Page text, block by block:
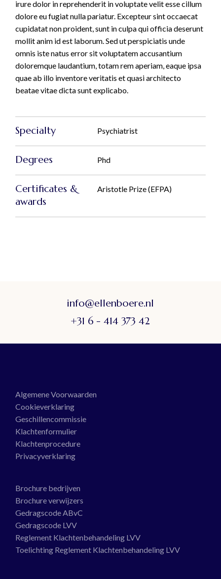
irure dolor in reprehenderit in voluptate velit esse cillum
dolore eu fugiat nulla pariatur. Excepteur sint occaecat
cupidatat non proident, sunt in culpa qui officia deserunt
mollit anim id est laborum. Sed ut perspiciatis unde
omnis iste natus error sit voluptatem accusantium
doloremque laudantium, totam rem aperiam, eaque ipsa
quae ab illo inventore veritatis et quasi architecto
beatae vitae dicta sunt explicabo.
Specialty Psychiatrist
Degrees Phd
Certificates &
awards
Aristotle Prize (EFPA)
info@ellenboere.nl
+31 6 - 414 373 42
Algemene Voorwaarden
Cookieverklaring
Geschillencommissie
Klachtenformulier
Klachtenprocedure
Privacyverklaring
Brochure bedrijven
Brochure verwijzers
Gedragscode ABvC
Gedragscode LVV
Reglement Klachtenbehandeling LVV
Toelichting Reglement Klachtenbehandeling LVV